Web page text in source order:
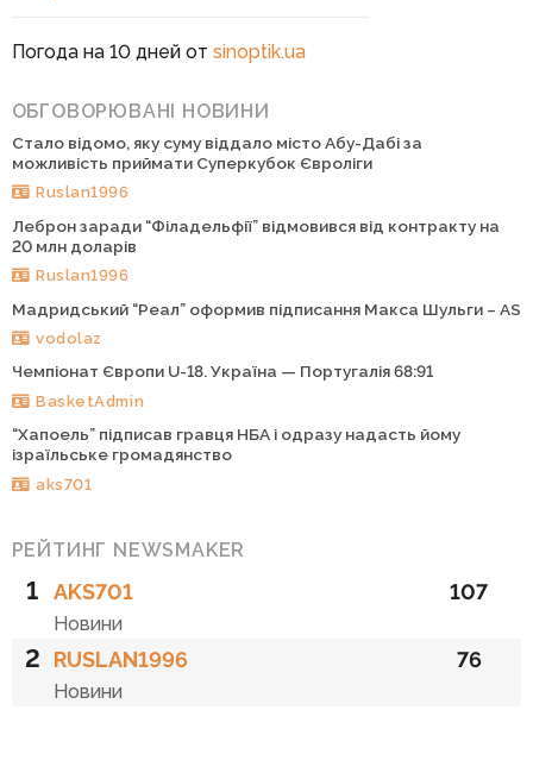
Погода на 10 дней от sinoptik.ua
ОБГОВОРЮВАНІ НОВИНИ
Стало відомо, яку суму віддало місто Абу-Дабі за
можливість приймати Суперкубок Євроліги
Ruslan1996
Леброн заради “Філадельфії” відмовився від контракту на
20 млн доларів
Ruslan1996
Мадридський “Реал” оформив підписання Макса Шульги – AS
vodolaz
Чемпіонат Європи U-18. Україна — Португалія 68:91
BasketAdmin
“Хапоель” підписав гравця НБА і одразу надасть йому
ізраїльське громадянство
aks701
РЕЙТИНГ NEWSMAKER
1 AKS701
Новини
107
2 RUSLAN1996
Новини
76